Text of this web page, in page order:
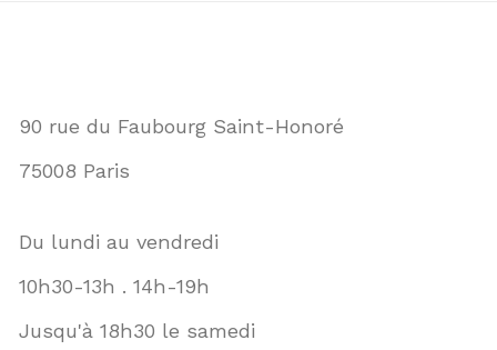
90 rue du Faubourg Saint-Honoré
75008 Paris
Du lundi au vendredi
10h30-13h . 14h-19h
Jusqu'à 18h30 le samedi